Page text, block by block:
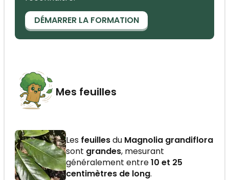
DÉMARRER LA FORMATION
Mes feuilles
Les feuillesdu Magnolia grandiflora
sont grandes, mesurant
généralement entre10 et 25
centimètres de long.